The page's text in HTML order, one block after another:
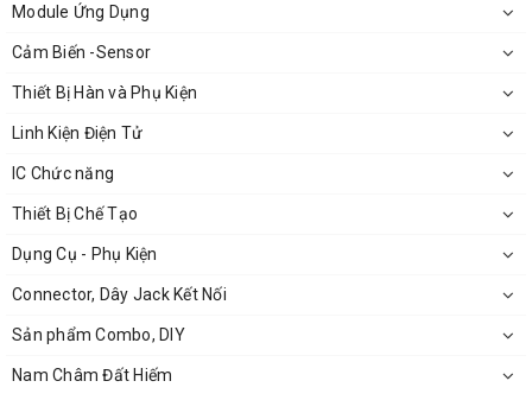
Kích Thước Của Module Khuếch Đại Chỉnh Lưu AC-DC
Module Ứng Dụng
Cảm Biến -Sensor
Thiết Bị Hàn và Phụ Kiện
Linh Kiện Điện Tử
IC Chức năng
Thiết Bị Chế Tạo
Dụng Cụ - Phụ Kiện
Connector, Dây Jack Kết Nối
Sản phẩm Combo, DIY
Nam Châm Đất Hiếm